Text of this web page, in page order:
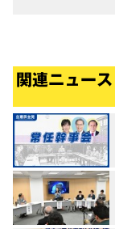
関連ニュース